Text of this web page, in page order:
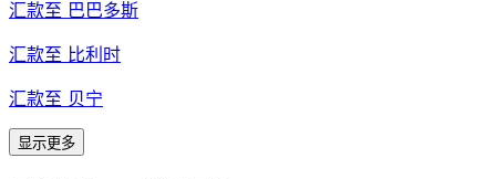
汇款至 巴巴多斯
汇款至 比利时
汇款至 贝宁
显示更多